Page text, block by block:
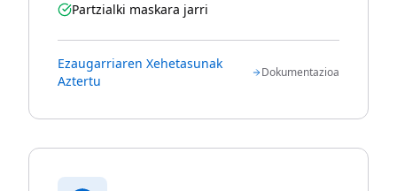
Partzialki maskara jarri
Ezaugarriaren Xehetasunak
Aztertu
Dokumentazioa